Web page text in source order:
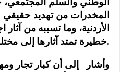
المخدرات من تهديد حقيقي
الأردنية، وما تسببه من آثار
خطيرة تمتد آثارها إلى مختلف فئات المجتمع.
وأشار إلى أن كبار تجار